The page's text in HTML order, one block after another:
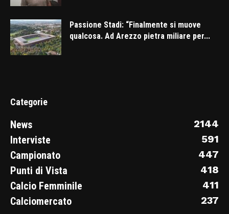
Passione Stadi: “Finalmente si muove
qualcosa. Ad Arezzo pietra miliare per...
Categorie
News
2144
Interviste
591
Campionato
447
Punti di Vista
418
Calcio Femminile
411
Calciomercato
237